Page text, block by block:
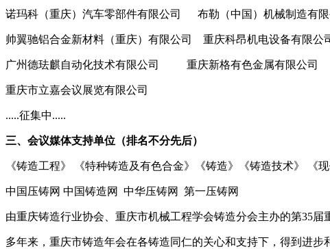
诺玛科（重庆）汽车零部件有限公司 布勒（中国）机械制造有限
帅翼驰铝合金新材料（重庆）有限公司 重庆科昂机电设备有限公
广州德珐麒自动化技术有限公司 重庆新格有色金属有限公司
重庆市立嘉会议展览有限公司
.....征集中.....
三、会议媒体支持单位（排名不分先后）
《铸造工程》 《特种铸造及有色合金》《铸造》《铸造技术》 《
中国压铸网 中国铸造网 中华压铸网 第一压铸网
由重庆铸造行业协会、重庆市机械工程学会铸造分会主办的第35届
多年来，重庆市铸造年会在各铸造同仁的关心和支持下，得到进